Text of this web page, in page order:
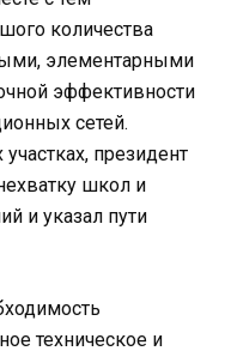
количества
элементарными
эффективности
сетей.
президент
школ и
и указал пути
техническое и